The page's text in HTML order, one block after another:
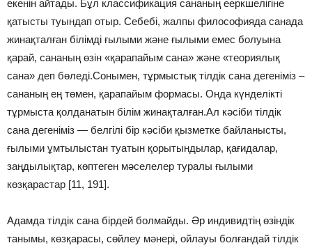
екенін айтады. Бұл классификация сананың ееркшелігіне
қатысты туындап отыр. Себебі, жалпы философияда санада
жинақталған білімді ғылыми және ғылыми емес болуына
қарай, сананың өзін «қарапайым сана» және «теориялық
сана» деп бөледі.Сонымен, тұрмыстық тілдік сана дегеніміз –
сананың ең төмен, қарапайым формасы. Онда күнделікті
тұрмыста қолданатын білім жинақталған.Ал кәсіби тілдік
сана дегеніміз — белгілі бір кәсіби қызметке байланысты,
ғылыми ұмтылыстан туатын қорытындылар, қағидалар,
заңдылықтар, көптеген мəселелер туралы ғылыми
көзқарастар [11, 191].
Адамда тілдік сана бірдей болмайды. Әр индивидтің өзіндік
танымы, көзқарасы, сөйлеу мәнері, ойлауы болғандай тілдік